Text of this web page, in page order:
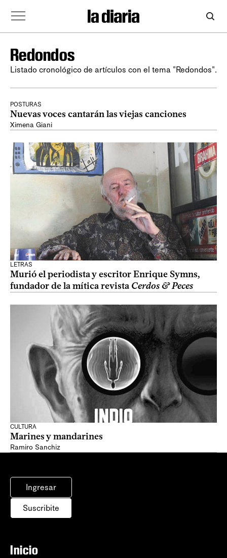
Redondos
Listado cronológico de artículos con el tema "Redondos".
POSTURAS
Nuevas voces cantarán las viejas canciones
Ximena Giani
LETRAS
Murió el periodista y escritor Enrique Symns,
fundador de la mítica revista Cerdos & Peces
CULTURA
Marines y mandarines
Ramiro Sanchiz
Ingresar
Suscribite
Inicio